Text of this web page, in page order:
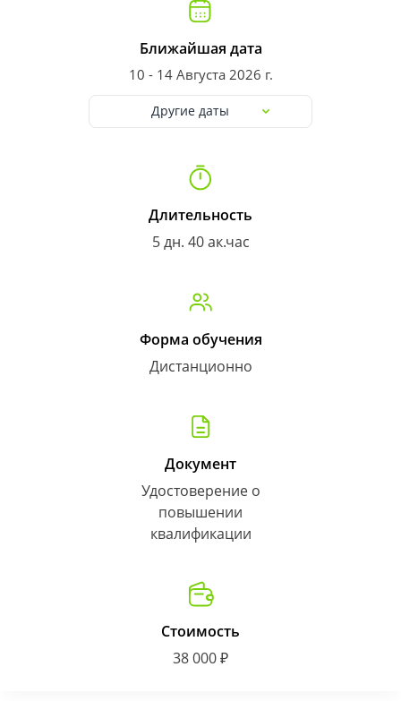
Ближайшая дата
10 - 14 Августа 2026 г.
Другие даты
Длительность
5 дн. 40 ак.час
Форма обучения
Дистанционно
Документ
Удостоверение о
повышении
квалификации
Стоимость
38 000 ₽